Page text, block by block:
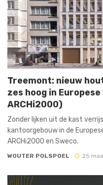
Treemont: nieuw
zes hoog in
ARCHi2000)
Zonder lijken uit de kast
kantoorgebouw in de
ARCHi2000 en Sweco.
WOUTER POLSPOEL 25